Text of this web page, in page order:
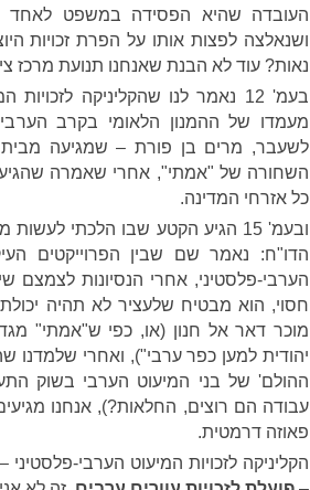
העובדה שהיא הפסידה במשפט לאחד
ושנאלצה לפצות אותו על הפרת זכויות
נאות? עוד לא הבנת שאנחנו תנועת מרכז
בעמ' 12 נאמר לנו שהקליניקה
מעמדו של ההמנון הלאומי בקרב
לשעבר, מרים בן פורת – שמגיעה מבית
השחורה של "אמתי", אחרי שאמרה שהגיע
כל אזרחי המדינה.
ובעמ' 15 הגיע הקטע שבו הלכתי
הדו"ח: נאמר שם שבין הפרוייקטים
הערבי-פלסטיני, אחרי הנסיונות לצמצם
חסוי, הוא מבטיח שלעציר לא תהיה יכולת
מוכר דאר אל חנון (או, כפי ש"אמתי"
יהודית למען כפר ערבי"), ואחרי שלמדנו
ההולם' של בני המיעוט הערבי בשוק
עבודה הם רוצים, החלאות?), אנחנו
פאוזה דרמטית.
הקליניקה לזכויות המיעוט הערבי-